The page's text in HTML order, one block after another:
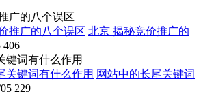
广的八个误区
北京 揭秘竞价推广的
406
键词有什么作用
网站中的长尾关键词
229